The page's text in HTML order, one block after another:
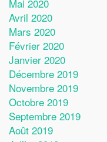
Mai 2020
Avril 2020
Mars 2020
Février 2020
Janvier 2020
Décembre 2019
Novembre 2019
Octobre 2019
Septembre 2019
Août 2019